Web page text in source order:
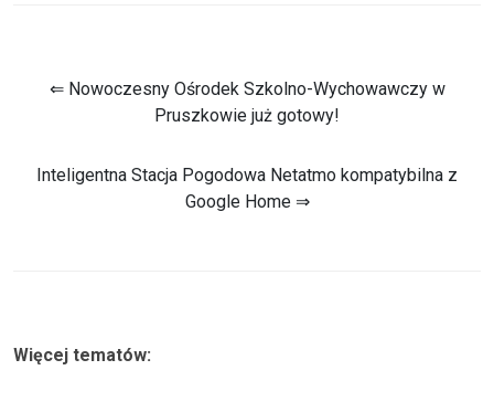
⇐ Nowoczesny Ośrodek Szkolno-Wychowawczy w
Pruszkowie już gotowy!
Inteligentna Stacja Pogodowa Netatmo kompatybilna z
Google Home ⇒
Więcej tematów: